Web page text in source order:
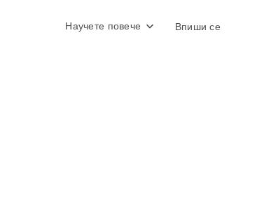
Научете повече Впиши се